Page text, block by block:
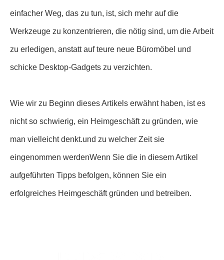
einfacher Weg, das zu tun, ist, sich mehr auf die
Werkzeuge zu konzentrieren, die nötig sind, um die Arbeit
zu erledigen, anstatt auf teure neue Büromöbel und
schicke Desktop-Gadgets zu verzichten.
Wie wir zu Beginn dieses Artikels erwähnt haben, ist es
nicht so schwierig, ein Heimgeschäft zu gründen, wie
man vielleicht denkt.und zu welcher Zeit sie
eingenommen werdenWenn Sie die in diesem Artikel
aufgeführten Tipps befolgen, können Sie ein
erfolgreiches Heimgeschäft gründen und betreiben.